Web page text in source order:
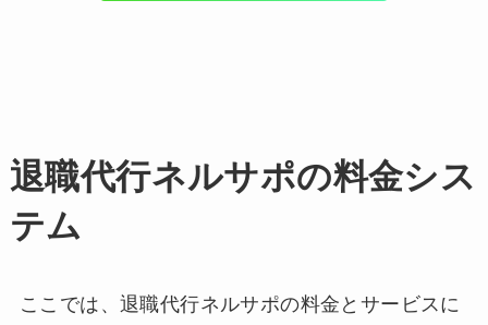
退職代行ネルサポの料金シス
テム
ここでは、退職代行ネルサポの料金とサービスに